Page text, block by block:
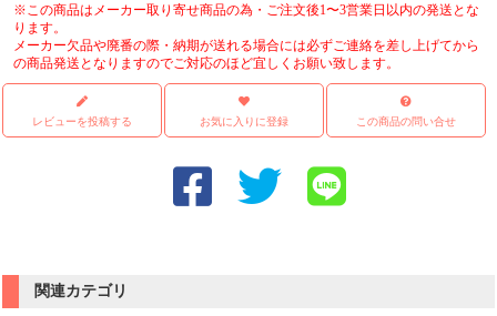
※この商品はメーカー取り寄せ商品の為・ご注文後1〜3営業日以内の発送とな
ります。
メーカー欠品や廃番の際・納期が送れる場合には必ずご連絡を差し上げてから
の商品発送となりますのでご対応のほど宜しくお願い致します。
レビューを投稿する お気に入りに登録 この商品の問い合せ
関連カテゴリ